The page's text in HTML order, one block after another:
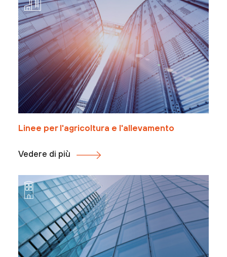
Linee per l'agricoltura e l'allevamento
Vedere di più